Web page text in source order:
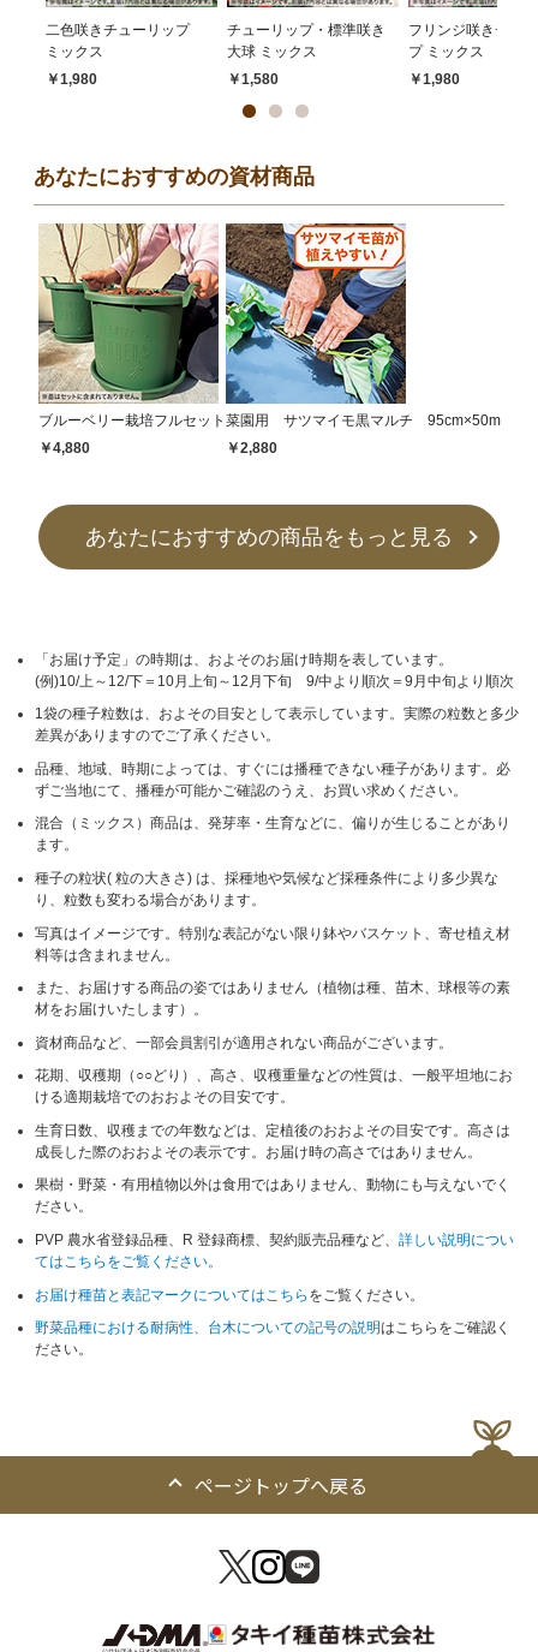
二色咲きチューリップ
ミックス
￥1,980
チューリップ・標準咲き
大球 ミックス
￥1,580
フリンジ咲きチュ
プ ミックス
￥1,980
あなたにおすすめの資材商品
ブルーベリー栽培フルセット
￥4,880
菜園用 サツマイモ黒マルチ 95cm×50m
￥2,880
あなたにおすすめの商品をもっと見る
「お届け予定」の時期は、およそのお届け時期を表しています。
(例)10/上～12/下＝10月上旬～12月下旬 9/中より順次＝9月中旬より順次
1袋の種子粒数は、およその目安として表示しています。実際の粒数と多少
差異がありますのでご了承ください。
品種、地域、時期によっては、すぐには播種できない種子があります。必
ずご当地にて、播種が可能かご確認のうえ、お買い求めください。
混合（ミックス）商品は、発芽率・生育などに、偏りが生じることがあり
ます。
種子の粒状( 粒の大きさ) は、採種地や気候など採種条件により多少異な
り、粒数も変わる場合があります。
写真はイメージです。特別な表記がない限り鉢やバスケット、寄せ植え材
料等は含まれません。
また、お届けする商品の姿ではありません（植物は種、苗木、球根等の素
材をお届けいたします）。
資材商品など、一部会員割引が適用されない商品がございます。
花期、収穫期（○○どり）、高さ、収穫重量などの性質は、一般平坦地にお
ける適期栽培でのおおよその目安です。
生育日数、収穫までの年数などは、定植後のおおよその目安です。高さは
成長した際のおおよその表示です。お届け時の高さではありません。
果樹・野菜・有用植物以外は食用ではありません、動物にも与えないでく
ださい。
PVP 農水省登録品種、R 登録商標、契約販売品種など、詳しい説明につい
てはこちらをご覧ください。
お届け種苗と表記マークについてはこちら をご覧ください。
野菜品種における耐病性、台木についての記号の説明はこちらをご確認く
ださい。
ページトップへ戻る